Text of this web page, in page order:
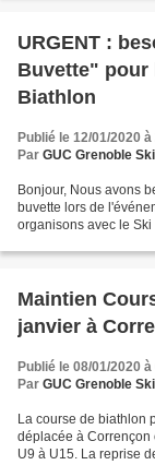
URGENT :
Buvette" pour
Biathlon
Publié le 12/01/2020
Par GUC Grenoble Ski
Bonjour, Nous avons
buvette lors de
organisons avec le
Maintien
janvier à
Publié le 08/01/2020
Par GUC Grenoble Ski
La course de biathlon
déplacée à Corrençon
U9 à U15. La reprise